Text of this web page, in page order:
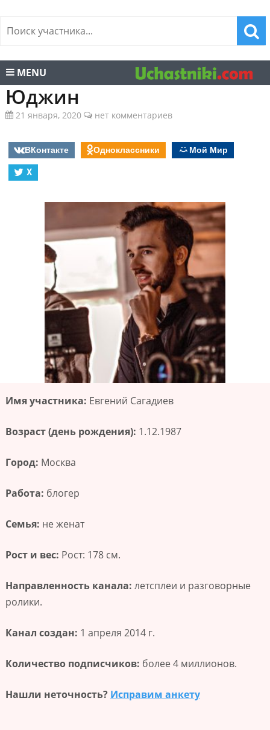
MENU
Юджин
21 января, 2020 нет комментариев
ВКонтакте Одноклассники
Мой Мир
X
Имя участника: Евгений Сагадиев
Возраст (день рождения): 1.12.1987
Город: Москва
Работа: блогер
Семья: не женат
Рост и вес: Рост: 178 см.
Направленность канала: летсплеи и разговорные
ролики.
Канал создан: 1 апреля 2014 г.
Количество подписчиков: более 4 миллионов.
Нашли неточность? Исправим анкету